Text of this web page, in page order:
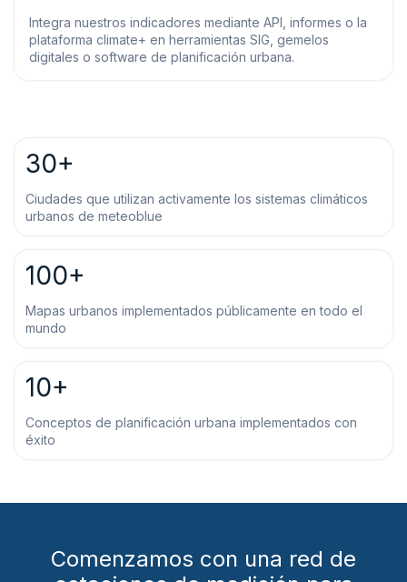
Integra nuestros indicadores mediante API, informes o la
plataforma climate+ en herramientas SIG, gemelos
digitales o software de planificación urbana.
30+
Ciudades que utilizan activamente los sistemas climáticos
urbanos de meteoblue
100+
Mapas urbanos implementados públicamente en todo el
mundo
10+
Conceptos de planificación urbana implementados con
éxito
Comenzamos con una red de